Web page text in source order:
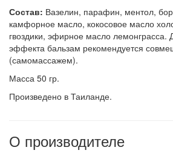
Состав: Вазелин, парафин, ментол,
камфорное масло, кокосовое масло
гвоздики, эфирное масло лемонграсса.
эффекта бальзам рекомендуется
(самомассажем).
Масса 50 гр.
Произведено в Таиланде.
О производителе